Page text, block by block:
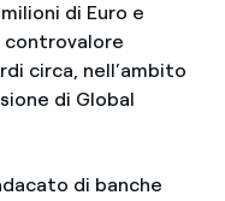
di Euro e
controvalore
circa, nell’ambito
di Global
di banche